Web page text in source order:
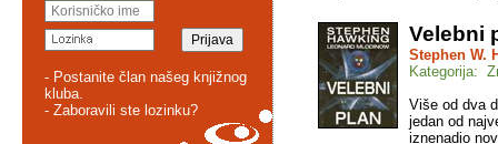
- Postanite član našeg knjižnog
kluba.
- Zaboravili ste lozinku?
Velebni
Stephen W.
Kategorija:
Više od dva
jedan od
iznenadio